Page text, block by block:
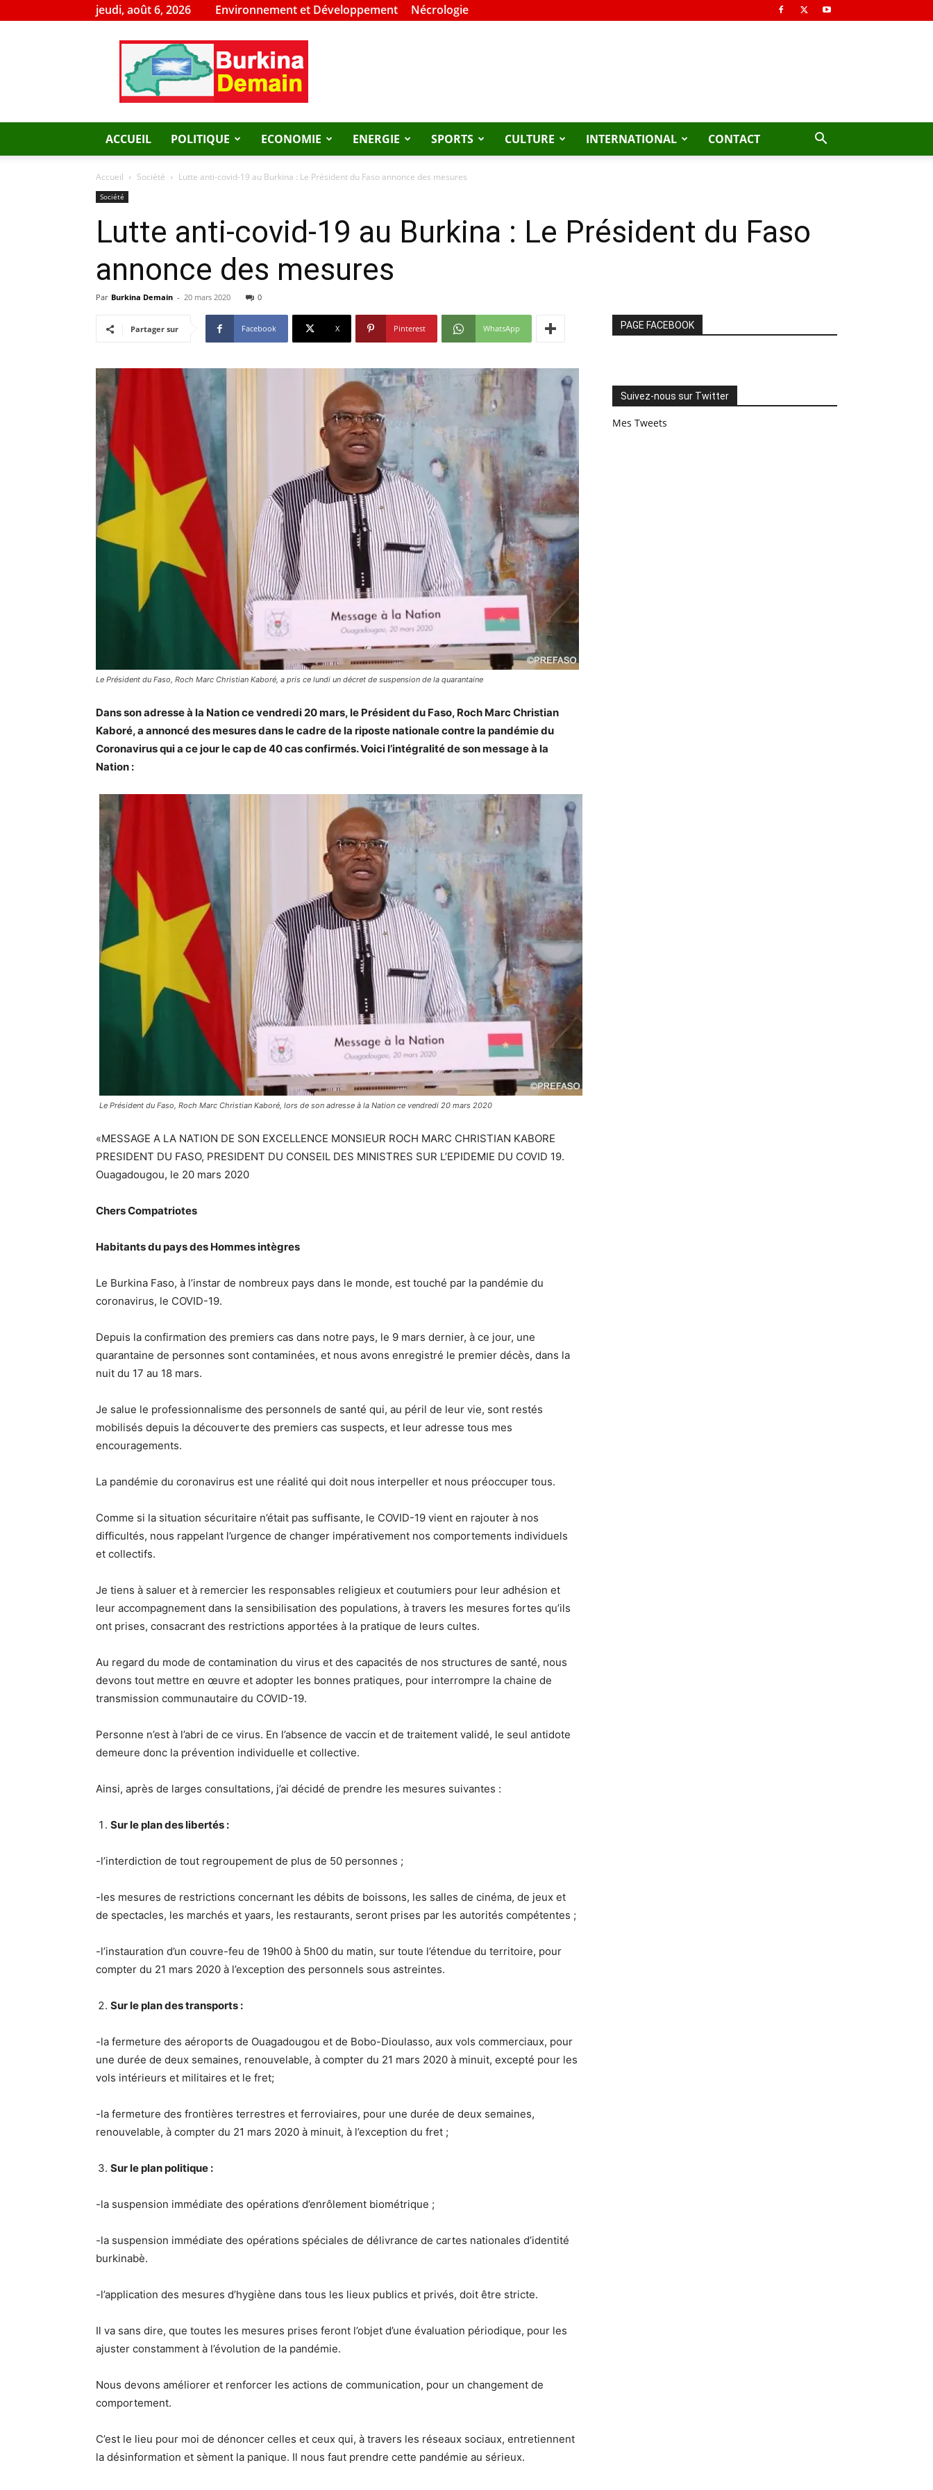
jeudi, août 6, 2026 Environnement et Développement Nécrologie
Burkina
Demain
ACCUEIL POLITIQUE ECONOMIE ENERGIE SPORTS CULTURE INTERNATIONAL CONTACT
Accueil Société Lutte anti-covid-19 au Burkina : Le Président du Faso annonce des mesures
Société
Lutte anti-covid-19 au Burkina : Le Président du Faso
annonce des mesures
Par Burkina Demain - 20 mars 2020 0
Partager sur Facebook X Pinterest WhatsApp
Le Président du Faso, Roch Marc Christian Kaboré, a pris ce lundi un décret de suspension de la quarantaine
Dans son adresse à la Nation ce vendredi 20 mars, le Président du Faso, Roch Marc Christian
Kaboré, a annoncé des mesures dans le cadre de la riposte nationale contre la pandémie du
Coronavirus qui a ce jour le cap de 40 cas confirmés. Voici l’intégralité de son message à la
Nation :
Le Président du Faso, Roch Marc Christian Kaboré, lors de son adresse à la Nation ce vendredi 20 mars 2020
«MESSAGE A LA NATION DE SON EXCELLENCE MONSIEUR ROCH MARC CHRISTIAN KABORE
PRESIDENT DU FASO, PRESIDENT DU CONSEIL DES MINISTRES SUR L’EPIDEMIE DU COVID 19.
Ouagadougou, le 20 mars 2020
Chers Compatriotes
Habitants du pays des Hommes intègres
Le Burkina Faso, à l’instar de nombreux pays dans le monde, est touché par la pandémie du
coronavirus, le COVID-19.
Depuis la confirmation des premiers cas dans notre pays, le 9 mars dernier, à ce jour, une
quarantaine de personnes sont contaminées, et nous avons enregistré le premier décès, dans la
nuit du 17 au 18 mars.
Je salue le professionnalisme des personnels de santé qui, au péril de leur vie, sont restés
mobilisés depuis la découverte des premiers cas suspects, et leur adresse tous mes
encouragements.
La pandémie du coronavirus est une réalité qui doit nous interpeller et nous préoccuper tous.
Comme si la situation sécuritaire n’était pas suffisante, le COVID-19 vient en rajouter à nos
difficultés, nous rappelant l’urgence de changer impérativement nos comportements individuels
et collectifs.
Je tiens à saluer et à remercier les responsables religieux et coutumiers pour leur adhésion et
leur accompagnement dans la sensibilisation des populations, à travers les mesures fortes qu’ils
ont prises, consacrant des restrictions apportées à la pratique de leurs cultes.
Au regard du mode de contamination du virus et des capacités de nos structures de santé, nous
devons tout mettre en œuvre et adopter les bonnes pratiques, pour interrompre la chaine de
transmission communautaire du COVID-19.
Personne n’est à l’abri de ce virus. En l’absence de vaccin et de traitement validé, le seul antidote
demeure donc la prévention individuelle et collective.
Ainsi, après de larges consultations, j’ai décidé de prendre les mesures suivantes :
Sur le plan des libertés :
-l’interdiction de tout regroupement de plus de 50 personnes ;
-les mesures de restrictions concernant les débits de boissons, les salles de cinéma, de jeux et
de spectacles, les marchés et yaars, les restaurants, seront prises par les autorités compétentes ;
-l’instauration d’un couvre-feu de 19h00 à 5h00 du matin, sur toute l’étendue du territoire, pour
compter du 21 mars 2020 à l’exception des personnels sous astreintes.
Sur le plan des transports :
-la fermeture des aéroports de Ouagadougou et de Bobo-Dioulasso, aux vols commerciaux, pour
une durée de deux semaines, renouvelable, à compter du 21 mars 2020 à minuit, excepté pour les
vols intérieurs et militaires et le fret;
-la fermeture des frontières terrestres et ferroviaires, pour une durée de deux semaines,
renouvelable, à compter du 21 mars 2020 à minuit, à l’exception du fret ;
Sur le plan politique :
-la suspension immédiate des opérations d’enrôlement biométrique ;
-la suspension immédiate des opérations spéciales de délivrance de cartes nationales d’identité
burkinabè.
-l’application des mesures d’hygiène dans tous les lieux publics et privés, doit être stricte.
Il va sans dire, que toutes les mesures prises feront l’objet d’une évaluation périodique, pour les
ajuster constamment à l’évolution de la pandémie.
Nous devons améliorer et renforcer les actions de communication, pour un changement de
comportement.
C’est le lieu pour moi de dénoncer celles et ceux qui, à travers les réseaux sociaux, entretiennent
la désinformation et sèment la panique. Il nous faut prendre cette pandémie au sérieux.
PAGE FACEBOOK
Suivez-nous sur Twitter
Mes Tweets